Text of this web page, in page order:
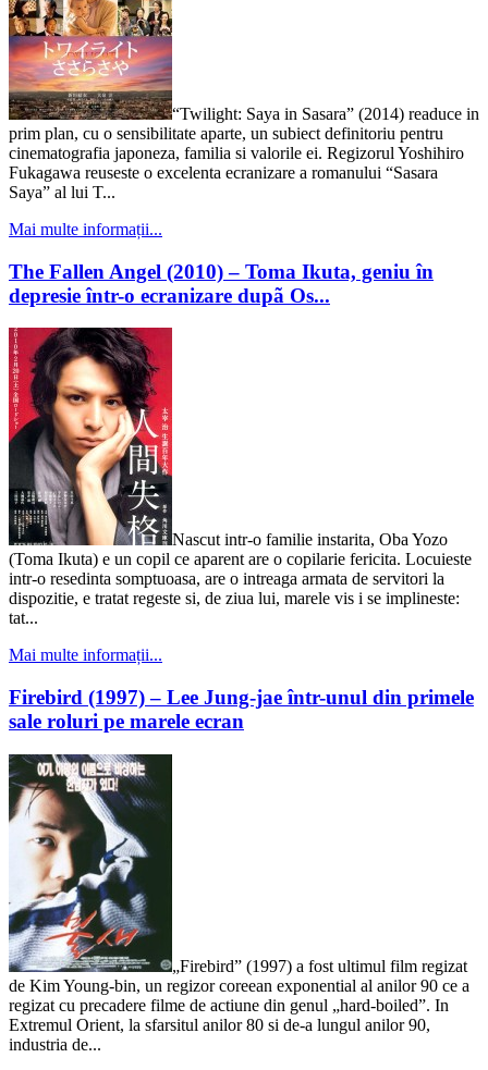
“Twilight: Saya in Sasara” (2014) readuce in
prim plan, cu o sensibilitate aparte, un subiect definitoriu pentru
cinematografia japoneza, familia si valorile ei. Regizorul Yoshihiro
Fukagawa reuseste o excelenta ecranizare a romanului “Sasara
Saya” al lui T...
Mai multe informații...
The Fallen Angel (2010) – Toma Ikuta, geniu în
depresie într-o ecranizare dupã Os...
Nascut intr-o familie instarita, Oba Yozo
(Toma Ikuta) e un copil ce aparent are o copilarie fericita. Locuieste
intr-o resedinta somptuoasa, are o intreaga armata de servitori la
dispozitie, e tratat regeste si, de ziua lui, marele vis i se implineste:
tat...
Mai multe informații...
Firebird (1997) – Lee Jung-jae într-unul din primele
sale roluri pe marele ecran
„Firebird” (1997) a fost ultimul film regizat
de Kim Young-bin, un regizor coreean exponential al anilor 90 ce a
regizat cu precadere filme de actiune din genul „hard-boiled”. In
Extremul Orient, la sfarsitul anilor 80 si de-a lungul anilor 90,
industria de...